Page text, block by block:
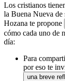
Los cristianos
la Buena Nueva de
Hozana te propone
cómo cada uno de
día:
Para
por eso te
una breve